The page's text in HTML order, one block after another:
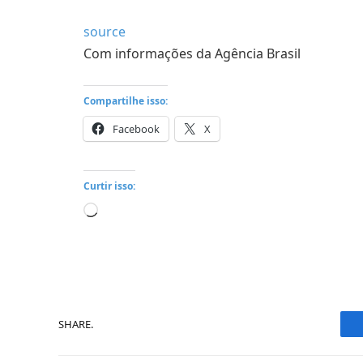
source
Com informações da Agência Brasil
Compartilhe isso:
Facebook X
Curtir isso:
Carregando...
SHARE.